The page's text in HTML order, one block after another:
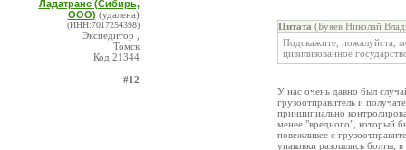
Ладатранс (Сибирь,
ООО) (удалена)
(ИНН:7017254398)
Экспедитор ,
Томск
Код:21344
#12
Цитата (Буяев Николай
Подскажите, пожалуйста,
цивилизованное
У нас очень давно был
грузоотправитель и
принципиально
менее "вредного", который
повежливее с
упаковки разошлись болты,